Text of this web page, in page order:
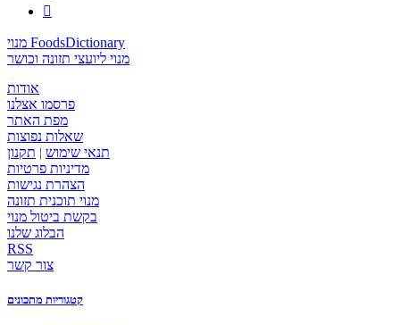

מנוי FoodsDictionary
מנוי ליועצי תזונה וכושר
אודות
פרסמו אצלנו
מפת האתר
שאלות נפוצות
תנאי שימוש | תקנון
מדיניות פרטיות
הצהרת נגישות
מנוי תוכנית תזונה
בקשת ביטול מנוי
הבלוג שלנו
RSS
צור קשר
קטגוריות מתכונים